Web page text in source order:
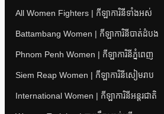
All Women Fighters | កីឡាការិនីទាំងអស់
Battambang Women | កីឡាការិនីបាត់ដំបង
Phnom Penh Women | កីឡាការិនីភ្នំពេញ
Siem Reap Women | កីឡាការិនីសៀមរាប
International Women | កីឡាការិនីអន្តរជាតិ